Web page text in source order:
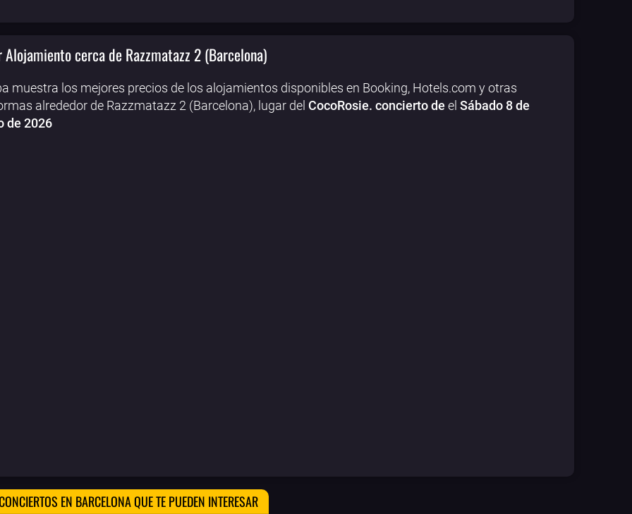
Alojamiento cerca de Razzmatazz 2 (Barcelona)
muestra los mejores precios de los alojamientos disponibles en Booking, Hotels.com y otras
alrededor de Razzmatazz 2 (Barcelona), lugar del CocoRosie. concierto de el Sábado 8 de
de 2026
EN BARCELONA QUE TE PUEDEN INTERESAR